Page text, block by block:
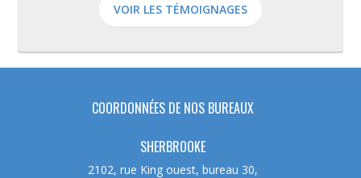
VOIR LES TÉMOIGNAGES
COORDONNÉES DE NOS BUREAUX
SHERBROOKE
2102, rue King ouest, bureau 30,